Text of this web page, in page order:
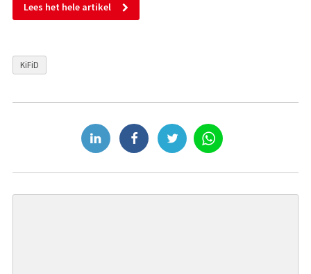
Lees het hele artikel
KiFiD